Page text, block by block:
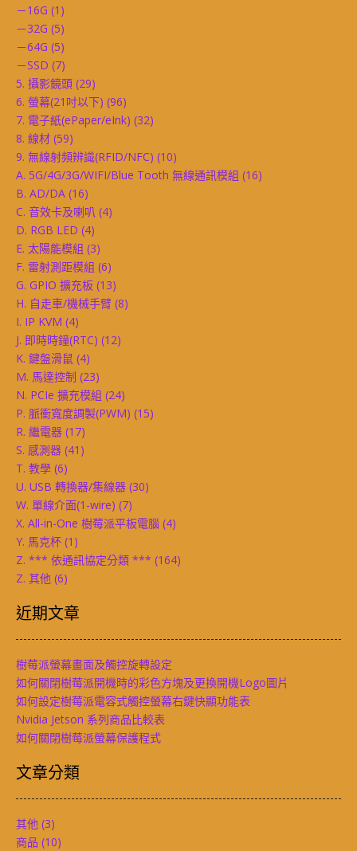
－16G (1)
－32G (5)
－64G (5)
－SSD (7)
5. 攝影鏡頭 (29)
6. 螢幕(21吋以下) (96)
7. 電子紙(ePaper/eInk) (32)
8. 線材 (59)
9. 無線射頻辨識(RFID/NFC) (10)
A. 5G/4G/3G/WIFI/Blue Tooth 無線通訊模組 (16)
B. AD/DA (16)
C. 音效卡及喇叭 (4)
D. RGB LED (4)
E. 太陽能模組 (3)
F. 雷射測距模組 (6)
G. GPIO 擴充板 (13)
H. 自走車/機械手臂 (8)
I. IP KVM (4)
J. 即時時鐘(RTC) (12)
K. 鍵盤滑鼠 (4)
M. 馬達控制 (23)
N. PCIe 擴充模組 (24)
P. 脈衝寬度調製(PWM) (15)
R. 繼電器 (17)
S. 感測器 (41)
T. 教學 (6)
U. USB 轉換器/集線器 (30)
W. 單線介面(1-wire) (7)
X. All-in-One 樹莓派平板電腦 (4)
Y. 馬克杯 (1)
Z. *** 依通訊協定分類 *** (164)
Z. 其他 (6)
近期文章
樹莓派螢幕畫面及觸控旋轉設定
如何關閉樹莓派開機時的彩色方塊及更換開機Logo圖片
如何設定樹莓派電容式觸控螢幕右鍵快顯功能表
Nvidia Jetson 系列商品比較表
如何關閉樹莓派螢幕保護程式
文章分類
其他 (3)
商品 (10)